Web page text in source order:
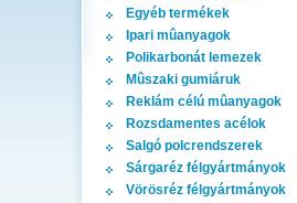
Egyéb termékek
Ipari mûanyagok
Polikarbonát lemezek
Mûszaki gumiáruk
Reklám célú mûanyagok
Rozsdamentes acélok
Salgó polcrendszerek
Sárgaréz félgyártmányok
Vörösréz félgyártmányok